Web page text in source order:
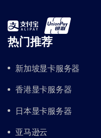
热门推荐
新加坡显卡服务器
香港显卡服务器
日本显卡服务器
亚马逊云